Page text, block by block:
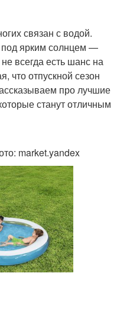
связан с водой.
под ярким солнцем —
всегда есть шанс на
что отпускной сезон
про лучшие
станут отличным
market.yandex